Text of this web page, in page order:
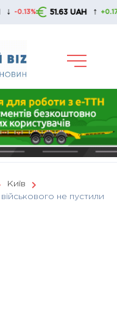
51.63 UAH ↑ +0.17%
Київ
не пустили